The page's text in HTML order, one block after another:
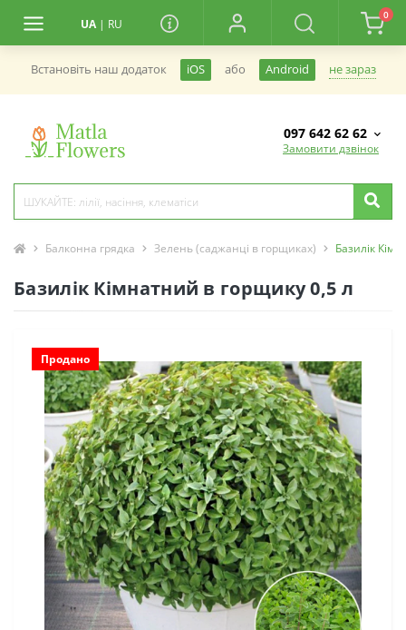
UA | RU
0
Встановiть наш додаток iOS або Android не зараз
097 642 62 62
Замовити дзвінок
Балконна грядка Зелень (саджанці в горщиках) Базилік
Базилік Кімнатний в горщику 0,5 л
Продано